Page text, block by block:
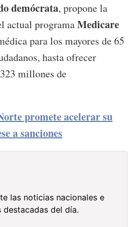
demócrata, propone la
actual programaMedicare
para los mayores de 65
hasta ofrecer
millones de
promete acelerar su
a sanciones
las noticias nacionales e
destacadas del día.